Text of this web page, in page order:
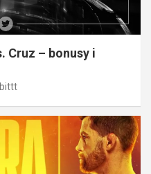
Cruz – bonusy i